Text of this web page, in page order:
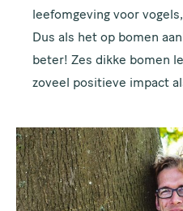
leefomgeving voor
Dus als het op bomen
beter! Zes dikke bomen
zoveel positieve impact